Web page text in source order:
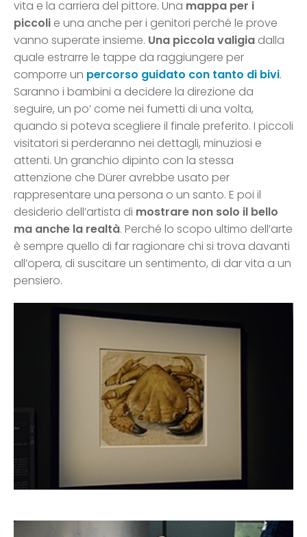
vita e la carriera del pittore. Una mappa per i
piccoli e una anche per i genitori perché le prove
vanno superate insieme. Una piccola valigia dalla
quale estrarre le tappe da raggiungere per
comporre un percorso guidato con tanto di bivi.
Saranno i bambini a decidere la direzione da
seguire, un po’ come nei fumetti di una volta,
quando si poteva scegliere il finale preferito. I piccoli
visitatori si perderanno nei dettagli, minuziosi e
attenti. Un granchio dipinto con la stessa
attenzione che Dürer avrebbe usato per
rappresentare una persona o un santo. E poi il
desiderio dell’artista di mostrare non solo il bello
ma anche la realtà. Perché lo scopo ultimo dell’arte
è sempre quello di far ragionare chi si trova davanti
all’opera, di suscitare un sentimento, di dar vita a un
pensiero.